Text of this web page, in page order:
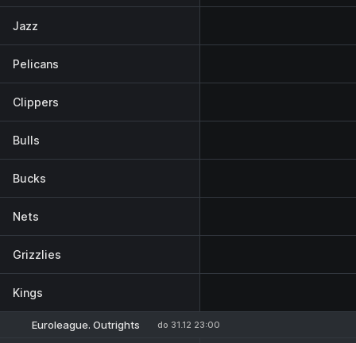
Jazz
Pelicans
Clippers
Bulls
Bucks
Nets
Grizzlies
Kings
Euroleague. Outrights do 31.12 23:00